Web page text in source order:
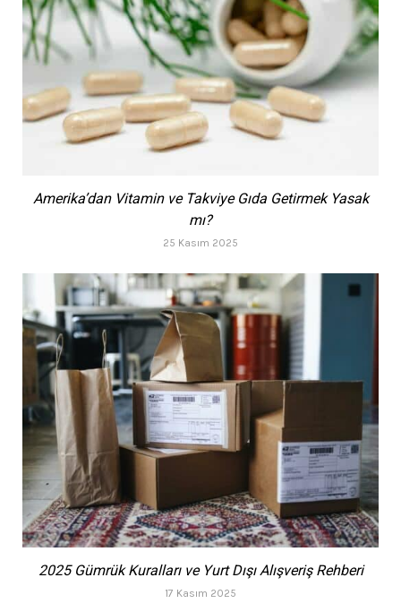
Amerika’dan Vitamin ve Takviye Gıda Getirmek Yasak
mı?
25 Kasım 2025
2025 Gümrük Kuralları ve Yurt Dışı Alışveriş Rehberi
17 Kasım 2025